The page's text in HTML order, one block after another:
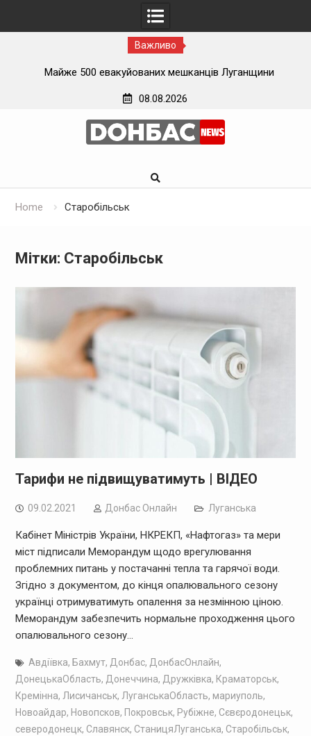
Важливо
Майже 500 евакуйованих мешканців Луганщини
08.08.2026
Home Старобільськ
Мітки: Старобільськ
Тарифи не підвищуватимуть | ВІДЕО
09.02.2021 Дoнбас Онлайн Луганська
Кабінет Міністрів України, НКРЕКП, «Нафтогаз» та мери
міст підписали Меморандум щодо врегулювання
проблемних питань у постачанні тепла та гарячої води.
Згідно з документом, до кінця опалювального сезону
українці отримуватимуть опалення за незмінною ціною.
Меморандум забезпечить нормальне проходження цього
опалювального сезону…
Авдіївка, Бахмут, Донбас, ДонбасОнлайн,
ДонецькаОбласть, Донеччина, Дружківка, Краматорськ,
Кремінна, Лисичанськ, ЛуганськаОбласть, мариуполь,
Новоайдар, Новопсков, Покровськ, Рубіжне, Сєвєродонецьк,
северодонецк, Славянск, СтаницяЛуганська, Старобільськ,